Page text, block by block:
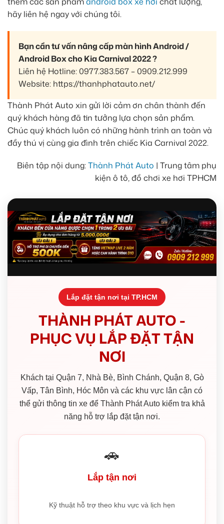
hãy liên hệ ngay với chúng tôi.
Bạn cần tư vấn nâng cấp màn hình Android /
Android Box cho Kia Carnival 2022 ?
Liên hệ Hotline: 0977.383.567 – 0909.212.999
Website: https://thanhphatauto.net/
Thành Phát Auto xin gửi lời cảm ơn chân thành đến
quý khách hàng đã tin tưởng lựa chọn sản phẩm.
Chúc quý khách luôn có những hành trình an toàn và
đầy thú vị cùng gia đình trên chiếc Kia Carnival 2022.
Biên tập nội dung:Thành Phát Auto | Trung tâm phụ
kiện ô tô, đồ chơi xe hơi TPHCM
Lắp đặt tận nơi tại TP.HCM
THÀNH PHÁT AUTO -
PHỤC VỤ LẮP ĐẶT TẬN
NƠI
Khách tại Quận 7, Nhà Bè, Bình Chánh, Quận 8, Gò
Vấp, Tân Bình, Hóc Môn và các khu vực lân cận có
thể gửi thông tin xe để Thành Phát Auto kiểm tra khả
năng hỗ trợ lắp đặt tận nơi.
🚗
Lắp tận nơi
Kỹ thuật hỗ trợ theo khu vực và lịch hẹn